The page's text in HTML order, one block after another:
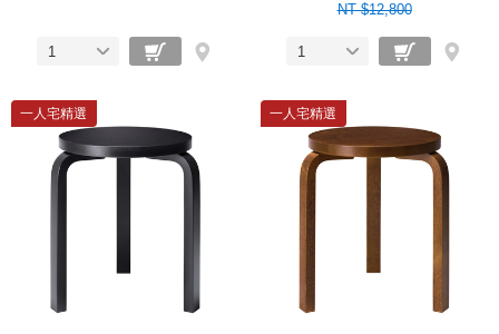
1
NT $12,800
1
一人宅精選 一人宅精選